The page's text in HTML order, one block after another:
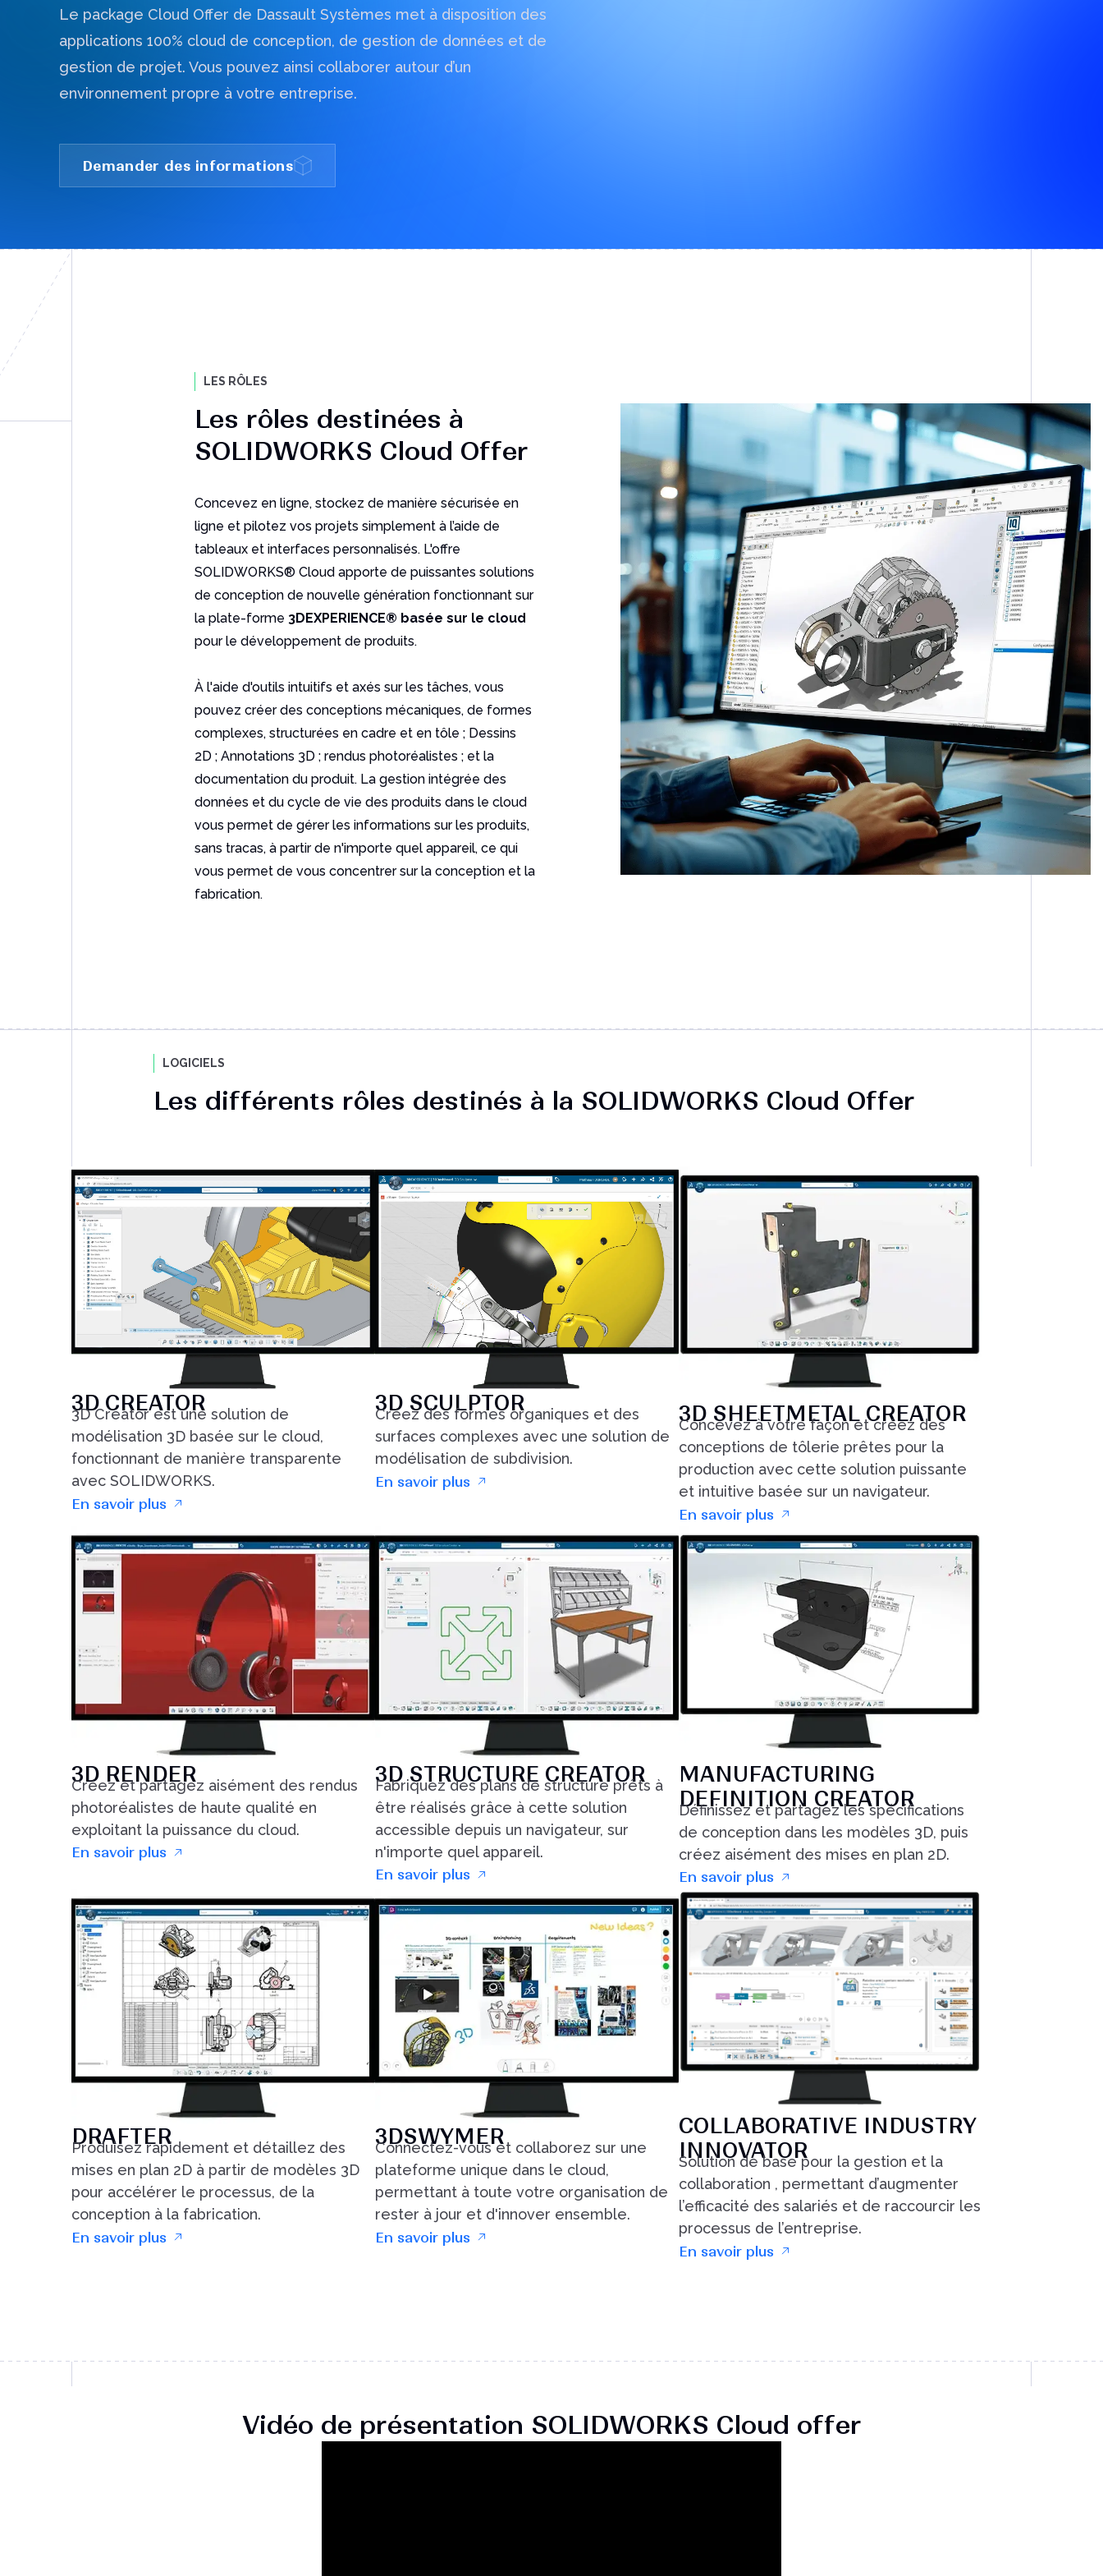
Vous souhaitez des informations complémentaires ?
Le package Cloud Offer de Dassault Systèmes met à disposition des
applications 100% cloud de conception, de gestion de données et de
gestion de projet. Vous pouvez ainsi collaborer autour d’un
environnement propre à votre entreprise.
Demander des informations
LES RÔLES
Les rôles destinées à
SOLIDWORKS Cloud Offer
Concevez en ligne, stockez de manière sécurisée en
ligne et pilotez vos projets simplement à l’aide de
tableaux et interfaces personnalisés. L'offre
SOLIDWORKS® Cloud apporte de puissantes solutions
de conception de nouvelle génération fonctionnant sur
la plate-forme 3DEXPERIENCE® basée sur le cloud
pour le développement de produits.
À l'aide d'outils intuitifs et axés sur les tâches, vous
pouvez créer des conceptions mécaniques, de formes
complexes, structurées en cadre et en tôle ; Dessins
2D ; Annotations 3D ; rendus photoréalistes ; et la
documentation du produit. La gestion intégrée des
données et du cycle de vie des produits dans le cloud
vous permet de gérer les informations sur les produits,
sans tracas, à partir de n'importe quel appareil, ce qui
vous permet de vous concentrer sur la conception et la
fabrication.
LOGICIELS
Les différents rôles destinés à la SOLIDWORKS Cloud Offer
3D CREATOR
3D Creator est une solution de
modélisation 3D basée sur le cloud,
fonctionnant de manière transparente
avec SOLIDWORKS.
En savoir plus
3D SCULPTOR
Créez des formes organiques et des
surfaces complexes avec une solution de
modélisation de subdivision.
En savoir plus
3D SHEETMETAL CREATOR
Concevez à votre façon et créez des
conceptions de tôlerie prêtes pour la
production avec cette solution puissante
et intuitive basée sur un navigateur.
En savoir plus
3D RENDER
Créez et partagez aisément des rendus
photoréalistes de haute qualité en
exploitant la puissance du cloud.
En savoir plus
3D STRUCTURE CREATOR
Fabriquez des plans de structure prêts à
être réalisés grâce à cette solution
accessible depuis un navigateur, sur
n'importe quel appareil.
En savoir plus
MANUFACTURING
DEFINITION CREATOR
Définissez et partagez les spécifications
de conception dans les modèles 3D, puis
créez aisément des mises en plan 2D.
En savoir plus
DRAFTER
Produisez rapidement et détaillez des
mises en plan 2D à partir de modèles 3D
pour accélérer le processus, de la
conception à la fabrication.
En savoir plus
3DSWYMER
Connectez-vous et collaborez sur une
plateforme unique dans le cloud,
permettant à toute votre organisation de
rester à jour et d'innover ensemble.
En savoir plus
COLLABORATIVE INDUSTRY
INNOVATOR
Solution de base pour la gestion et la
collaboration , permettant d’augmenter
l’efficacité des salariés et de raccourcir les
processus de l’entreprise.
En savoir plus
Vidéo de présentation SOLIDWORKS Cloud offer